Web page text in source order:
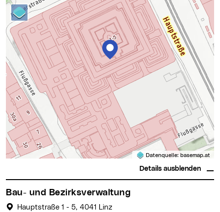
Datenquelle: basemap.at
Details ausblenden
Bau- und Bezirksverwaltung
Hauptstraße 1 - 5, 4041 Linz